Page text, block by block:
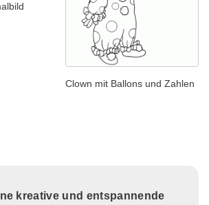
Clown mit Ballons und Zahlen
kreative und entspannende